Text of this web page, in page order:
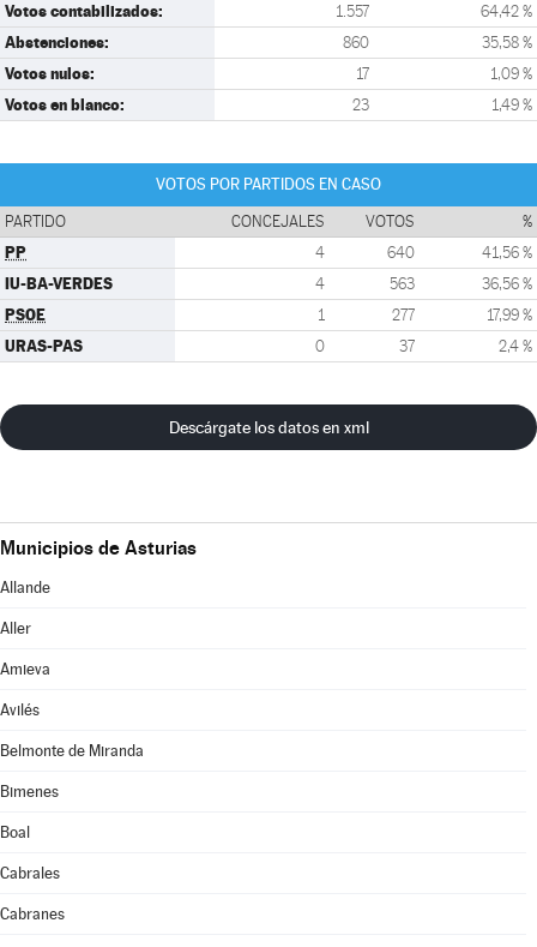
Votos contabilizados: 1.557 64,42 %
Abstenciones: 860 35,58 %
Votos nulos: 17 1,09 %
Votos en blanco: 23 1,49 %
VOTOS POR PARTIDOS EN CASO
PARTIDO CONCEJALES VOTOS %
PP 4 640 41,56 %
IU-BA-VERDES 4 563 36,56 %
PSOE 1 277 17,99 %
URAS-PAS 0 37 2,4 %
Descárgate los datos en xml
Municipios de Asturias
Allande
Aller
Amieva
Avilés
Belmonte de Miranda
Bimenes
Boal
Cabrales
Cabranes